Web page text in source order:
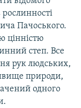
Пачоського.
цінністю
степ. Все
рук людських,
природи,
одного